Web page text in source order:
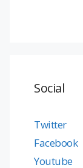
Social
Twitter
Facebook
Youtube